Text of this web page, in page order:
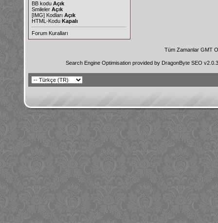
BB kodu Açık
Smileler Açık
[IMG] Kodları Açık
HTML-Kodu Kapalı
Forum Kuralları
Tüm Zamanlar GMT
Search Engine Optimisation provided by DragonByte SEO